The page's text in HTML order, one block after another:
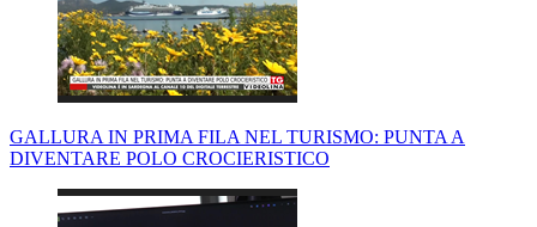
GALLURA IN PRIMA FILA NEL TURISMO: PUNTA A
DIVENTARE POLO CROCIERISTICO